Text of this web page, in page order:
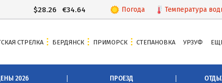
Погода Температура
$28.26 €34.64
СТРЕЛКА БЕРДЯНСК ПРИМОРСК СТЕПАНОВКА УРЗУФ
2026 ПРОЕЗД